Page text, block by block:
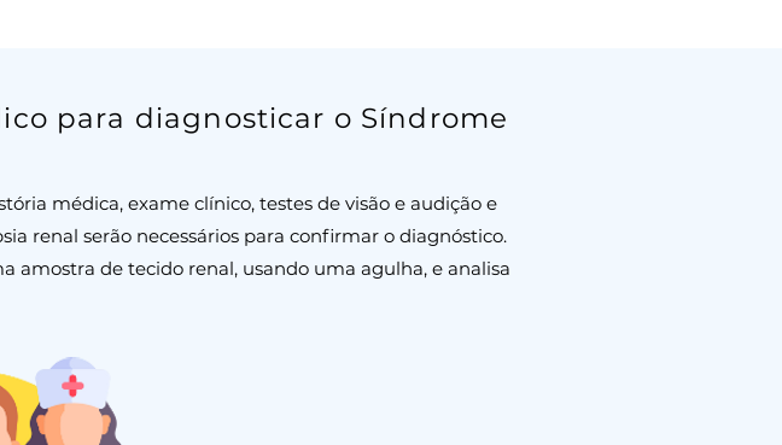
para diagnosticar o Síndrome
médica, exame clínico, testes de visão e audição e
renal serão necessários para confirmar o diagnóstico.
de tecido renal, usando uma agulha, e analisa